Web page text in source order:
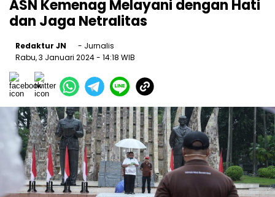
ASN Kemenag Melayani dengan Hati
dan Jaga Netralitas
Redaktur JN
- Jurnalis
Rabu, 3 Januari 2024- 14:18 WIB